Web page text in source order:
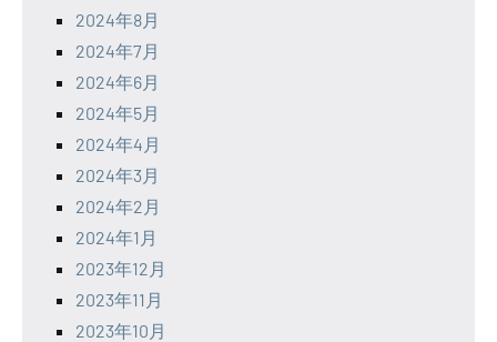
2024年8月
2024年7月
2024年6月
2024年5月
2024年4月
2024年3月
2024年2月
2024年1月
2023年12月
2023年11月
2023年10月